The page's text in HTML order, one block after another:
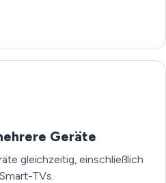
Geräte
gleichzeitig, einschließlich
TVs.